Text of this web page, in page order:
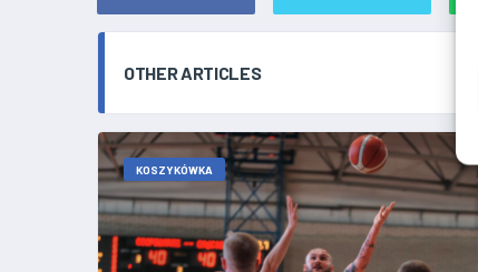
OTHER ARTICLES
KOSZYKÓWKA